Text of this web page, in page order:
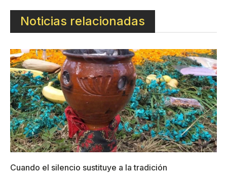
Noticias relacionadas
Cuando el silencio sustituye a la tradición